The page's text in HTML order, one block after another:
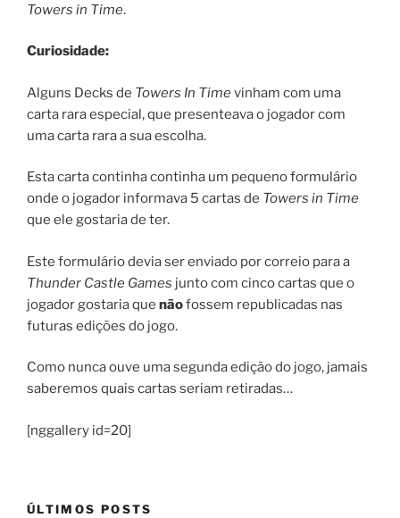
Towers in Time.
Curiosidade:
Alguns Decks de Towers In Timevinham com uma
carta rara especial, que presenteava o jogador com
uma carta rara a sua escolha.
Esta carta continha continha um pequeno formulário
onde o jogador informava 5 cartas de Towers in Time
que ele gostaria de ter.
Este formulário devia ser enviado por correio para a
Thunder Castle Games junto com cinco cartas que o
jogador gostaria que nãofossem republicadas nas
futuras edições do jogo.
Como nunca ouve uma segunda edição do jogo, jamais
saberemos quais cartas seriam retiradas…
[nggallery id=20]
ÚLTIMOS POSTS